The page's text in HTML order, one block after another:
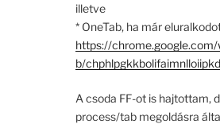
illetve
* OneTab, ha már
https://
b/
A csoda FF-ot is hajtottam,
process/tab megoldásra